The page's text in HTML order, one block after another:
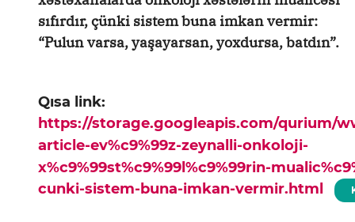
sıfırdır, çünki sistem buna imkan vermir:
“Pulun varsa, yaşayarsan, yoxdursa, batdın”.
Qısa link:
https://storage.googleapis.com/qurium/
article-ev%c9%99z-zeynalli-onkoloji-
x%c9%99st%c9%99l%c9%99rin-
cunki-sistem-buna-imkan-vermir.html